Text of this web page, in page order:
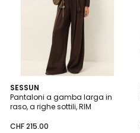
SESSUN
Pantaloni a gamba larga in
raso, a righe sottili, RIM
CHF 215.00